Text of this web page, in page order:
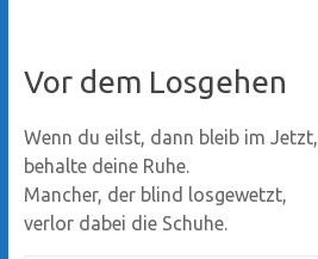
Vor dem Losgehen
Wenn du eilst, dann bleib im Jetzt,
behalte deine Ruhe.
Mancher, der blind losgewetzt,
verlor dabei die Schuhe.